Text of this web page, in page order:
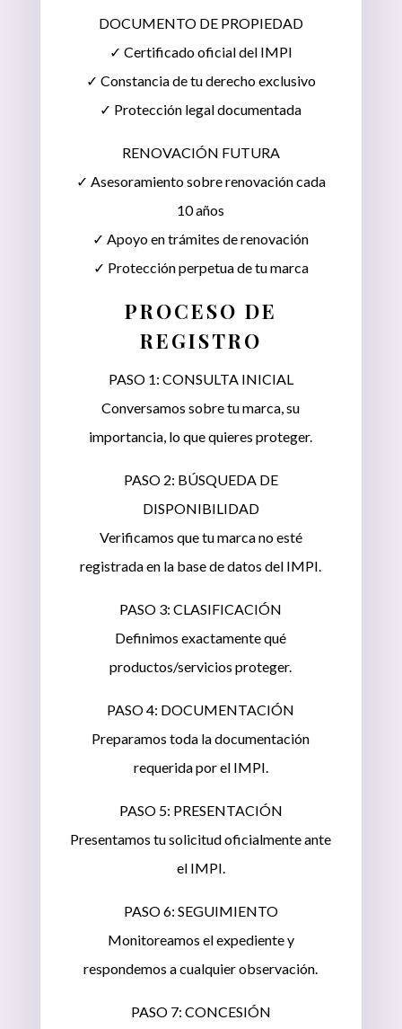
DOCUMENTO DE PROPIEDAD
✓ Certificado oficial del IMPI
✓ Constancia de tu derecho exclusivo
✓ Protección legal documentada
RENOVACIÓN FUTURA
✓ Asesoramiento sobre renovación cada
10 años
✓ Apoyo en trámites de renovación
✓ Protección perpetua de tu marca
PROCESO DE
REGISTRO
PASO 1: CONSULTA INICIAL
Conversamos sobre tu marca, su
importancia, lo que quieres proteger.
PASO 2: BÚSQUEDA DE
DISPONIBILIDAD
Verificamos que tu marca no esté
registrada en la base de datos del IMPI.
PASO 3: CLASIFICACIÓN
Definimos exactamente qué
productos/servicios proteger.
PASO 4: DOCUMENTACIÓN
Preparamos toda la documentación
requerida por el IMPI.
PASO 5: PRESENTACIÓN
Presentamos tu solicitud oficialmente ante
el IMPI.
PASO 6: SEGUIMIENTO
Monitoreamos el expediente y
respondemos a cualquier observación.
PASO 7: CONCESIÓN